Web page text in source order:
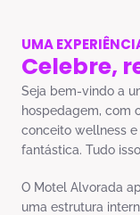
UMA
Celebre,
Seja bem-vindo a
hospedagem, com
conceito wellness
fantástica. Tudo
O Motel Alvorada
uma estrutura